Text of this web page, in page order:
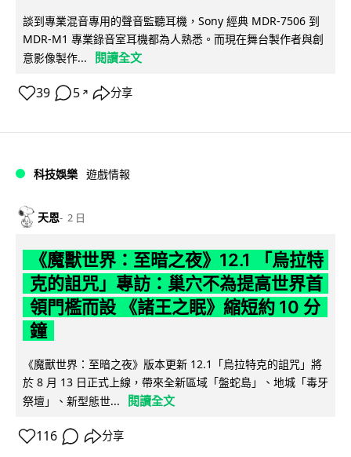
談到專業混音專用的聲音監聽耳機，Sony 經典 MDR-7506 到
MDR-M1 專業錄音室耳機都為人熟悉。而現在舞台製作者與創
意影像製作...
閱讀全文
39 5 ↗ 分享
科技娛樂 遊戲情報
天恩 2 日
《魔獸世界：至暗之夜》12.1 「烏拉特
克的詛咒」專訪：巢穴不為提高世界首
領門檻而設 《諸王之眠》縮短約 10 分
鐘
《魔獸世界：至暗之夜》版本更新 12.1「烏拉特克的詛咒」將
於 8 月 13 日正式上線，帶來全新區域「盤蛇島」、地城「毒牙
祭壇」、新型態世...
閱讀全文
116 分享